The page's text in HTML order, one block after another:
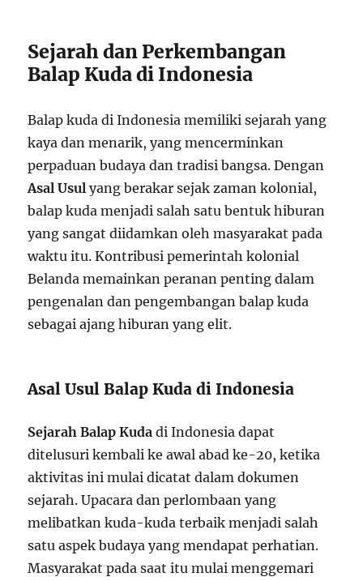
Sejarah dan Perkembangan
Balap Kuda di Indonesia
Balap kuda di Indonesia memiliki sejarah yang
kaya dan menarik, yang mencerminkan
perpaduan budaya dan tradisi bangsa. Dengan
Asal Usul yang berakar sejak zaman kolonial,
balap kuda menjadi salah satu bentuk hiburan
yang sangat diidamkan oleh masyarakat pada
waktu itu. Kontribusi pemerintah kolonial
Belanda memainkan peranan penting dalam
pengenalan dan pengembangan balap kuda
sebagai ajang hiburan yang elit.
Asal Usul Balap Kuda di Indonesia
Sejarah Balap Kuda di Indonesia dapat
ditelusuri kembali ke awal abad ke-20, ketika
aktivitas ini mulai dicatat dalam dokumen
sejarah. Upacara dan perlombaan yang
melibatkan kuda-kuda terbaik menjadi salah
satu aspek budaya yang mendapat perhatian.
Masyarakat pada saat itu mulai menggemari